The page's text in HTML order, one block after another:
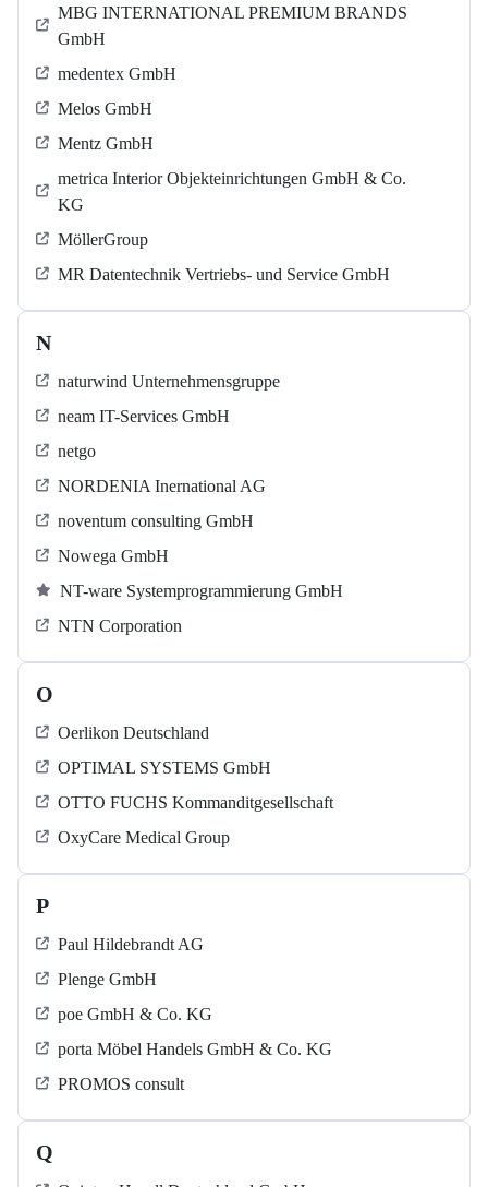
MBG INTERNATIONAL PREMIUM BRANDS
GmbH
medentex GmbH
Melos GmbH
Mentz GmbH
metrica Interior Objekteinrichtungen GmbH & Co.
KG
MöllerGroup
MR Datentechnik Vertriebs- und Service GmbH
N
naturwind Unternehmensgruppe
neam IT-Services GmbH
netgo
NORDENIA Inernational AG
noventum consulting GmbH
Nowega GmbH
NT-ware Systemprogrammierung GmbH
NTN Corporation
O
Oerlikon Deutschland
OPTIMAL SYSTEMS GmbH
OTTO FUCHS Kommanditgesellschaft
OxyCare Medical Group
P
Paul Hildebrandt AG
Plenge GmbH
poe GmbH & Co. KG
porta Möbel Handels GmbH & Co. KG
PROMOS consult
Q